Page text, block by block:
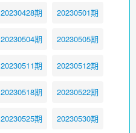
20230428期 20230501期
20230504期 20230505期
20230511期 20230512期
20230518期 20230522期
20230525期 20230530期